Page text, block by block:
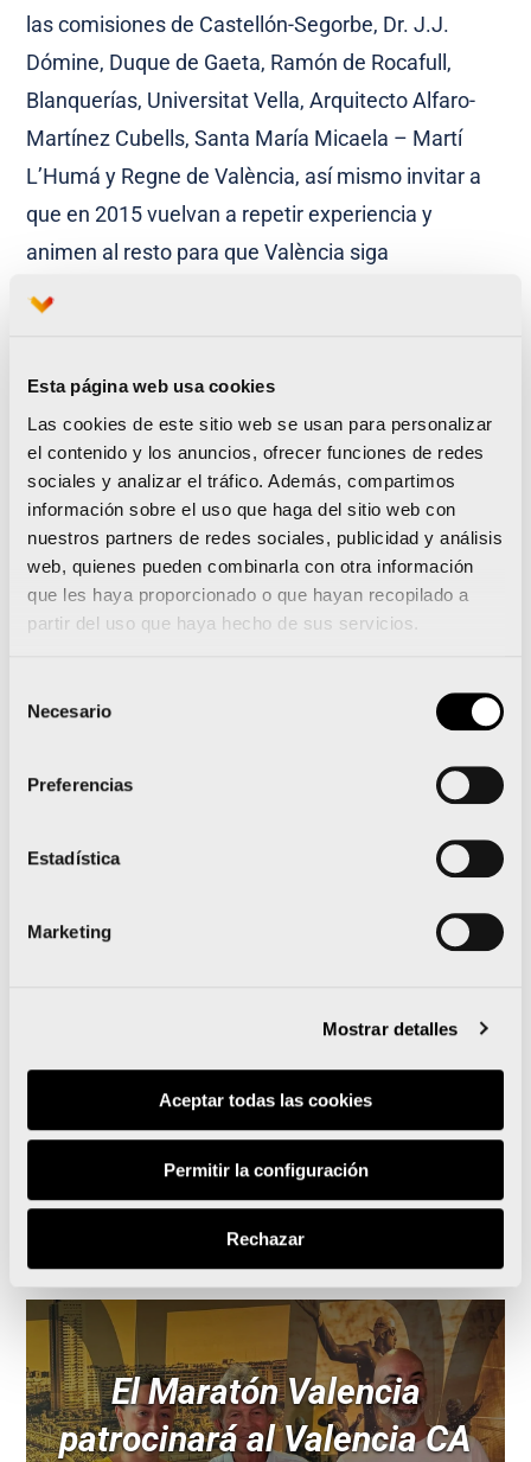
Esta página web usa cookies
Las cookies de este sitio web se usan para personalizar
el contenido y los anuncios, ofrecer funciones de redes
sociales y analizar el tráfico. Además, compartimos
información sobre el uso que haga del sitio web con
nuestros partners de redes sociales, publicidad y análisis
web, quienes pueden combinarla con otra información
que les haya proporcionado o que hayan recopilado a
partir del uso que haya hecho de sus servicios.
Necesario
Preferencias
Estadística
Marketing
Mostrar detalles
Aceptar todas las cookies
Permitir la configuración
Rechazar
las comisiones de Castellón-Segorbe, Dr. J.J.
Dómine, Duque de Gaeta, Ramón de Rocafull,
Blanquerías, Universitat Vella, Arquitecto Alfaro-
Martínez Cubells, Santa María Micaela – Martí
L’Humá y Regne de València, así mismo invitar a
que en 2015 vuelvan a repetir experiencia y
animen al resto para que València siga
superándose como ejemplo de animación en el
Calcula tu Índice del Esfuerzo en la Feria
Expodeporte del Maratón
Ya se está trabajando en los primeros metros del
‘Circuit 5K Jardí del Turia’
La 15K Nocturna Valencia
Gana Energía presenta su
sostenible e inspirada en
el Mediterráneo
Leer noticia
El Maratón Valencia
patrocinará al Valencia CA